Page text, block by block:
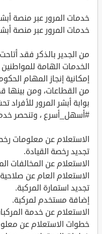
خدمات المرور عبر منصة أبشر
خدمات المرور عبر منصة
من الجدير بالذكر فقد
الخدمات الهامة
إمكانية إنجاز المهام
من القطاعات، ومن بينها
بوابة أبشر المرور
#أسهل_أسرع ، وتنحصر
الاستعلام عن معلومات
تجديد رخصة القيادة.
الاستعلام عن المخالفات
الاستعلام العام عن
تجديد استمارة المركبة.
إضافة مستخدم لمركبة.
الاستعلام عن خدمة
خطوات الاستعلام عن